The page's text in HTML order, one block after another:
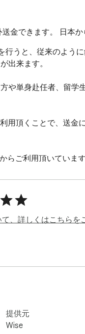
金できます。 日本
行うと、従来のよう
出来ます。
や単身赴任者、留
用頂くことで、送
らご利用頂いていま
ンド)、EUR (ユー
フラン)、CZK (チェ
JPY (日本円)、
ロ)、USD (米ドル)
、詳しくはこちらを
提供元
Wise